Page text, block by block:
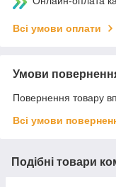
Всі умови оплати
Умови
Повернення товару
Всі умови
Подібні товари